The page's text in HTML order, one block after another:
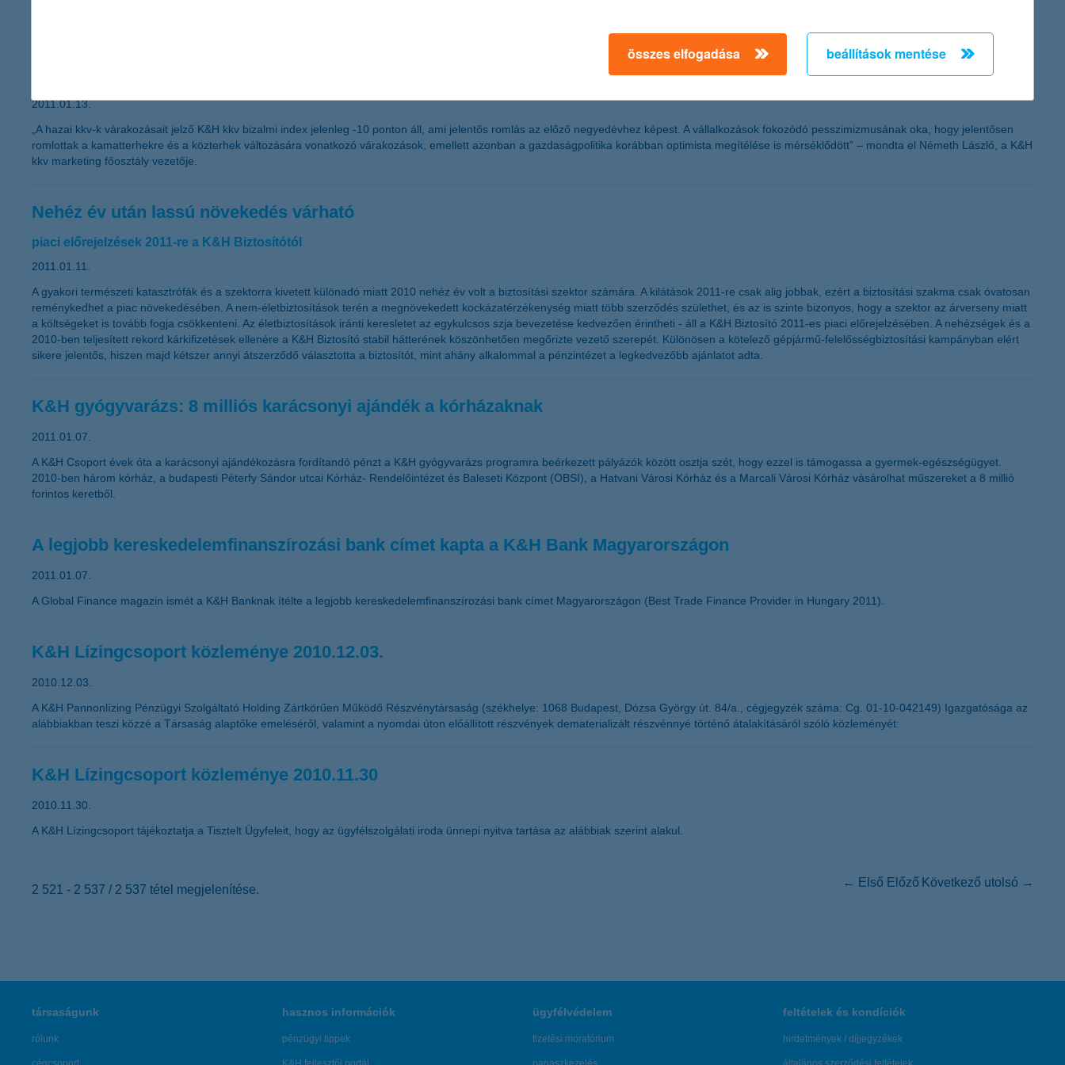
2011.01.13.
„A hazai kkv-k várakozásait jelző K&H kkv bizalmi index jelenleg -10 ponton áll, ami jelentős romlás az előző negyedévhez képest. A vállalkozások fokozódó pesszimizmusának oka, hogy jelentősen
romlottak a kamatterhekre és a közterhek változására vonatkozó várakozások, emellett azonban a gazdaságpolitika korábban optimista megítélése is mérséklődött” – mondta el Németh László, a K&H
kkv marketing főosztály vezetője.
Nehéz év után lassú növekedés várható
piaci előrejelzések 2011-re a K&H Biztosítótól
2011.01.11.
A gyakori természeti katasztrófák és a szektorra kivetett különadó miatt 2010 nehéz év volt a biztosítási szektor számára. A kilátások 2011-re csak alig jobbak, ezért a biztosítási szakma csak óvatosan
reménykedhet a piac növekedésében. A nem-életbiztosítások terén a megnövekedett kockázatérzékenység miatt több szerződés születhet, és az is szinte bizonyos, hogy a szektor az árverseny miatt
a költségeket is tovább fogja csökkenteni. Az életbiztosítások iránti keresletet az egykulcsos szja bevezetése kedvezően érintheti - áll a K&H Biztosító 2011-es piaci előrejelzésében. A nehézségek és a
2010-ben teljesített rekord kárkifizetések ellenére a K&H Biztosító stabil hátterének köszönhetően megőrizte vezető szerepét. Különösen a kötelező gépjármű-felelősségbiztosítási kampányban elért
sikere jelentős, hiszen majd kétszer annyi átszerződő választotta a biztosítót, mint ahány alkalommal a pénzintézet a legkedvezőbb ajánlatot adta.
K&H gyógyvarázs: 8 milliós karácsonyi ajándék a kórházaknak
2011.01.07.
A K&H Csoport évek óta a karácsonyi ajándékozásra fordítandó pénzt a K&H gyógyvarázs programra beérkezett pályázók között osztja szét, hogy ezzel is támogassa a gyermek-egészségügyet.
2010-ben három kórház, a budapesti Péterfy Sándor utcai Kórház- Rendelőintézet és Baleseti Központ (OBSI), a Hatvani Városi Kórház és a Marcali Városi Kórház vásárolhat műszereket a 8 millió
forintos keretből.
A legjobb kereskedelemfinanszírozási bank címet kapta a K&H Bank Magyarországon
2011.01.07.
A Global Finance magazin ismét a K&H Banknak ítélte a legjobb kereskedelemfinanszírozási bank címet Magyarországon (Best Trade Finance Provider in Hungary 2011).
K&H Lízingcsoport közleménye 2010.12.03.
2010.12.03.
A K&H Pannonlízing Pénzügyi Szolgáltató Holding Zártkörűen Működő Részvénytársaság (székhelye: 1068 Budapest, Dózsa György út. 84/a., cégjegyzék száma: Cg. 01-10-042149) Igazgatósága az
alábbiakban teszi közzé a Társaság alaptőke emeléséről, valamint a nyomdai úton előállított részvények dematerializált részvénnyé történő átalakításáról szóló közleményét:
K&H Lízingcsoport közleménye 2010.11.30
2010.11.30.
A K&H Lízingcsoport tájékoztatja a Tisztelt Ügyfeleit, hogy az ügyfélszolgálati iroda ünnepi nyitva tartása az alábbiak szerint alakul.
2 521 - 2 537 / 2 537 tétel megjelenítése.
← Első Előző Következő utolsó →
társaságunk
rólunk
hasznos információk
pénzügyi tippek
ügyfélvédelem
fizetési moratórium
feltételek és kondíciók
hirdetmények / díjjegyzékek
összes elfogadása beállítások mentése